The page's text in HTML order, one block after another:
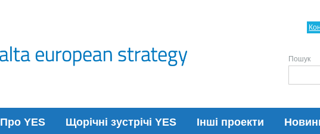
Про YES Щорічні зустрічі YES Інші проекти
Пошук